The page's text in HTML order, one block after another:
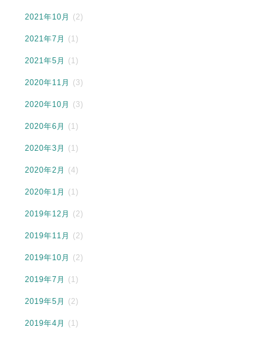
2021年10月 (2)
2021年7月 (1)
2021年5月 (1)
2020年11月 (3)
2020年10月 (3)
2020年6月 (1)
2020年3月 (1)
2020年2月 (4)
2020年1月 (1)
2019年12月 (2)
2019年11月 (2)
2019年10月 (2)
2019年7月 (1)
2019年5月 (2)
2019年4月 (1)